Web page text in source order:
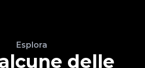
Esplora
delle